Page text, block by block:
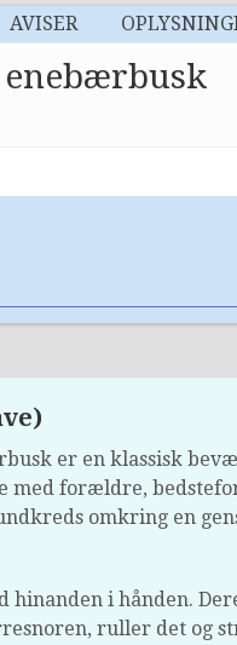
AVISER
enebærbusk
er en klassisk
med forældre,
omkring en
i hånden.
ruller det og